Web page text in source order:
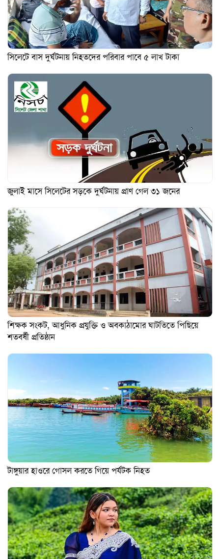
সিলেটে বাস দুর্ঘটনায় নিহতদের পরিবার পাবে ৫ লাখ টাকা
জুলাই মাসে সিলেটের সড়কে দুর্ঘটনায় প্রাণ গেল ৩১ জনের
শিক্ষক সংকট, আধুনিক প্রযুক্তি ও অবকাঠামোর ঘাটতিতে পিছিয়ে
শতবর্ষী প্রতিষ্ঠান
টাঙ্গুয়ার হাওরে গোসল করতে গিয়ে পর্যটক নিহত